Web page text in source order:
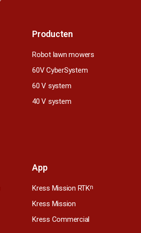
Producten
Robot lawn mowers
60V CyberSystem
60 V system
40 V system
App
Kress Mission RTKn
Kress Mission
Kress Commercial